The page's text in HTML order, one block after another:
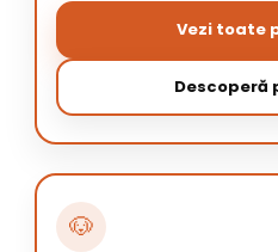
Vezi toate
Descoperă
🐶